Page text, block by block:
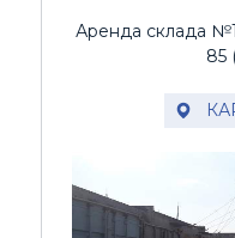
Аренда склада
85